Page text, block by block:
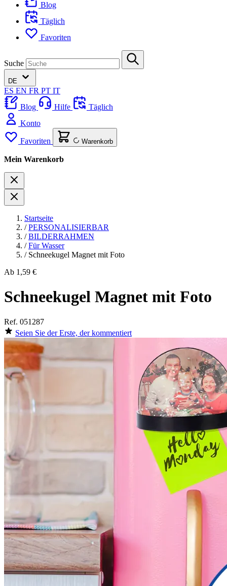
Blog
Täglich
Favoriten
Suche
DE
ES EN FR PT IT
Blog
Hilfe
Täglich
Konto
Favoriten Warenkorb
Mein Warenkorb
Startseite
/ PERSONALISIERBAR
/ BILDERRAHMEN
/ Für Wasser
/ Schneekugel Magnet mit Foto
Ab 1,59 €
Schneekugel Magnet mit Foto
Ref. 051287
Seien Sie der Erste, der kommentiert